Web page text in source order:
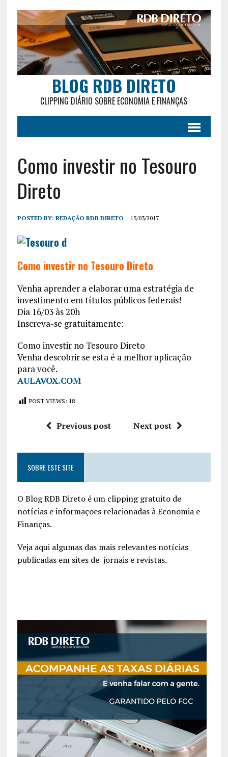
BLOG RDB DIRETO
CLIPPING DIÁRIO SOBRE ECONOMIA E FINANÇAS
Como investir no Tesouro
Direto
POSTED BY: REDAÇÃO RDB DIRETO 15/03/2017
Como investir no Tesouro Direto
Venha aprender a elaborar uma estratégia de
investimento em títulos públicos federais!
Dia 16/03 às 20h
Inscreva-se gratuitamente:
Como investir no Tesouro Direto
Venha descobrir se esta é a melhor aplicação
para você.
AULAVOX.COM
POST VIEWS: 18
Previous post Next post
SOBRE ESTE SITE
O Blog RDB Direto é um clipping gratuito de
notícias e informações relacionadas à Economia e
Finanças.
Veja aqui algumas das mais relevantes notícias
publicadas em sites de jornais e revistas.